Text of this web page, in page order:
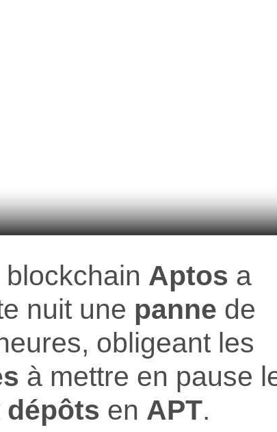
Aptos a
nuit une panne de
obligeant les
à mettre en pause
dépôts en APT.